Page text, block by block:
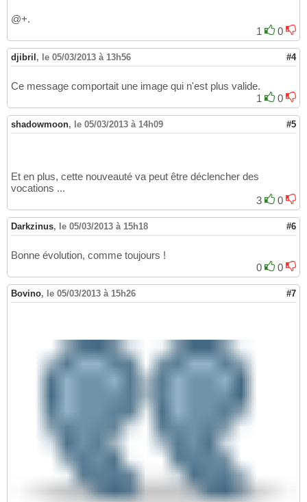
@+.
1
0
djibril , le 05/03/2013 à 13h56 #4
Ce message comportait une image qui n'est plus valide.
1
0
shadowmoon, le 05/03/2013 à 14h09 #5
Et en plus, cette nouveauté va peut être déclencher des
vocations ...
3
0
Darkzinus, le 05/03/2013 à 15h18 #6
Bonne évolution, comme toujours !
0
0
Bovino, le 05/03/2013 à 15h26 #7